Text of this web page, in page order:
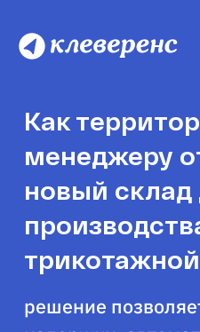
Как
менеджеру
новый склад
решение